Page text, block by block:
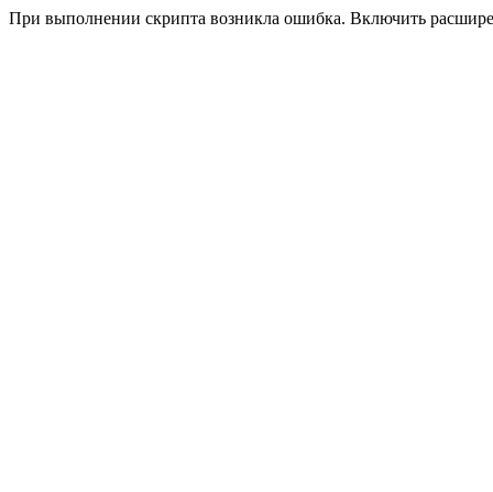
При выполнении скрипта возникла ошибка. Включить